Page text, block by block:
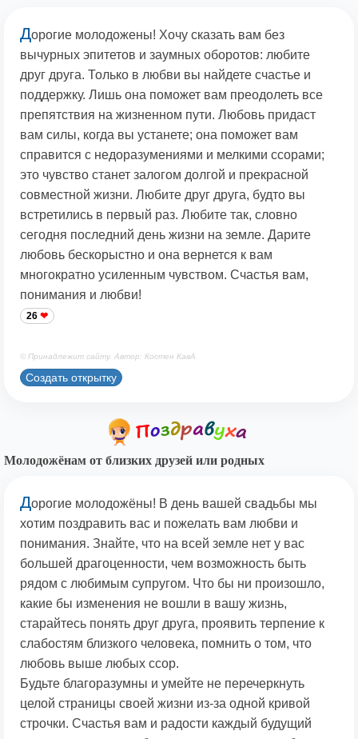
Дорогие молодожены! Хочу сказать вам без
вычурных эпитетов и заумных оборотов: любите
друг друга. Только в любви вы найдете счастье и
поддержку. Лишь она поможет вам преодолеть все
препятствия на жизненном пути. Любовь придаст
вам силы, когда вы устанете; она поможет вам
справится с недоразумениями и мелкими ссорами;
это чувство станет залогом долгой и прекрасной
совместной жизни. Любите друг друга, будто вы
встретились в первый раз. Любите так, словно
сегодня последний день жизни на земле. Дарите
любовь бескорыстно и она вернется к вам
многократно усиленным чувством. Счастья вам,
понимания и любви!
26
© Принадлежит сайту. Автор: Костен КавА
Создать открытку
Молодожёнам от близких друзей или родных
Дорогие молодожёны! В день вашей свадьбы мы
хотим поздравить вас и пожелать вам любви и
понимания. Знайте, что на всей земле нет у вас
большей драгоценности, чем возможность быть
рядом с любимым супругом. Что бы ни произошло,
какие бы изменения не вошли в вашу жизнь,
старайтесь понять друг друга, проявить терпение к
слабостям близкого человека, помнить о том, что
любовь выше любых ссор.
Будьте благоразумны и умейте не перечеркнуть
целой страницы своей жизни из-за одной кривой
строчки. Счастья вам и радости каждый будущий